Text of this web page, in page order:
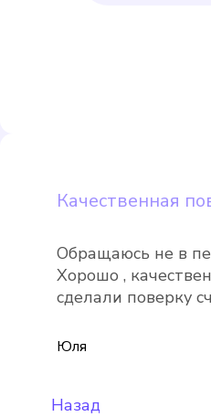
Itelma
Назад
Качественная
Обращаюсь не в
Хорошо ,
сделали поверку
Юля